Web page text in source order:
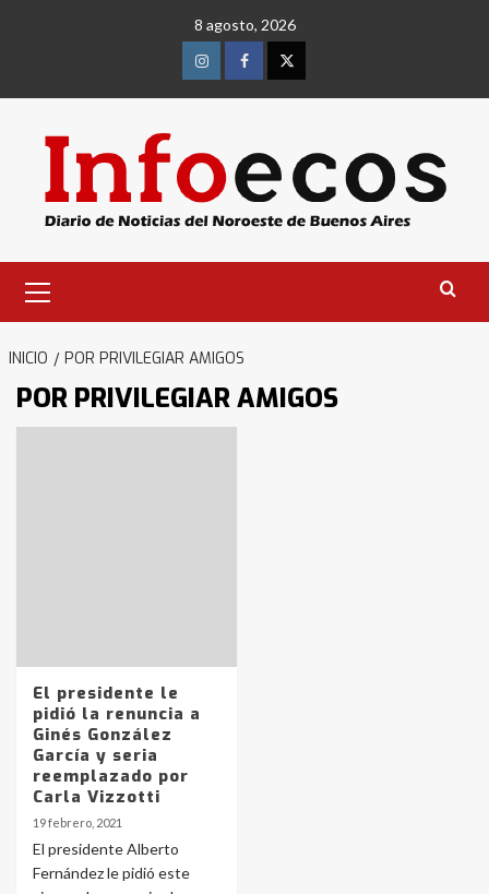
8 agosto, 2026
InstagramFacebookTwitter
primario
INICIO POR PRIVILEGIAR AMIGOS
POR PRIVILEGIAR AMIGOS
El presidente le
pidió la renuncia a
Ginés González
García y seria
reemplazado por
Carla Vizzotti
19 febrero, 2021
El presidente Alberto
Fernández le pidió este
4
Accidente en Ruta 5: falleció un
joven de Trenque Lauquen
5
Los precios de los combustibles en